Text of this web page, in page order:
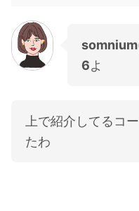
6よ
上で紹介してるコ
たわ